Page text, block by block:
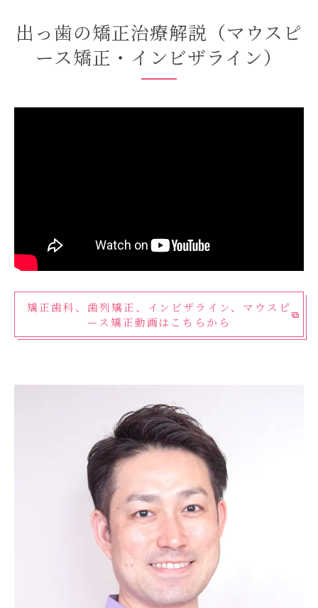
出っ歯の矯正治療解説（マウスピ
ース矯正・インビザライン）
矯正歯科、歯列矯正、インビザライン、マウスピ
ース矯正動画はこちらから